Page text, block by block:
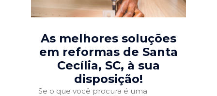
As melhores soluções
em reformas de Santa
Cecília, SC, à sua
disposição!
Se o que você procura é uma